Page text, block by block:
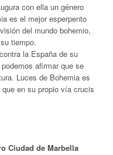
con ella un género
es el mejor esperpento
del mundo bohemio,
tiempo.
la España de su
afirmar que se
Luces de Bohemia es
en su propio vía crucis
Ciudad de Marbella